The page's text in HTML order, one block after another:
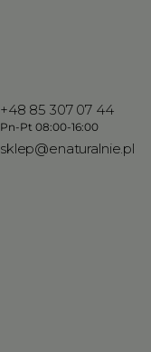
+48 85 307 07 44
Pn-Pt 08:00-16:00
sklep@enaturalnie.pl